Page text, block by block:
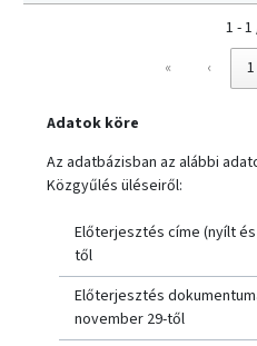
1 - 1
«
‹ 1
Adatok köre
Az adatbázisban az alábbi
Közgyűlés üléseiről:
Előterjesztés címe (nyílt
től
Előterjesztés
november 29-től